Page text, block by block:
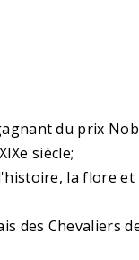
du prix
siècle;
la flore et
des Chevaliers